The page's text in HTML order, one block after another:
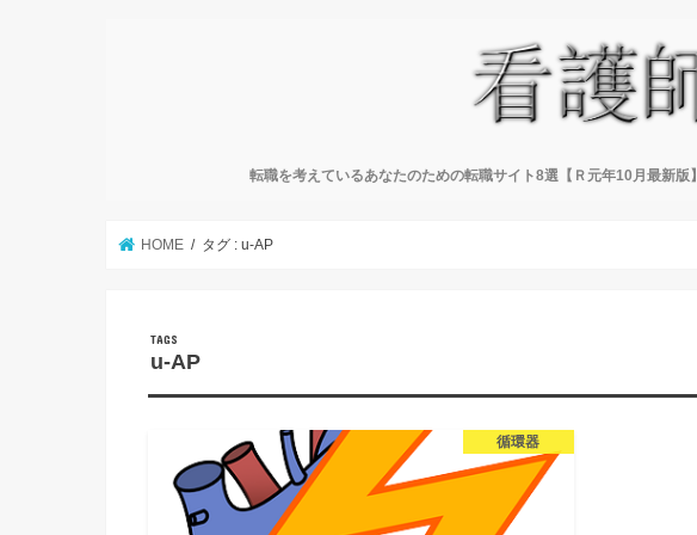
転職を考えているあなたのための転職サイト8選【Ｒ元年10月最新版】
HOME タグ : u-AP
u-AP
循環器